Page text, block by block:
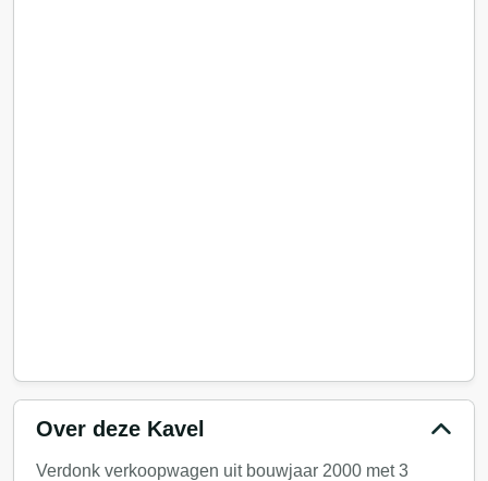
Over deze Kavel
Verdonk verkoopwagen uit bouwjaar 2000 met 3